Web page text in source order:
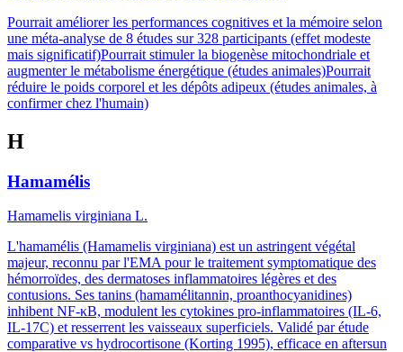
Pourrait améliorer les performances cognitives et la mémoire selon
une méta-analyse de 8 études sur 328 participants (effet modeste
mais significatif)Pourrait stimuler la biogenèse mitochondriale et
augmenter le métabolisme énergétique (études animales)Pourrait
réduire le poids corporel et les dépôts adipeux (études animales, à
confirmer chez l'humain)
H
Hamamélis
Hamamelis virginiana L.
L'hamamélis (Hamamelis virginiana) est un astringent végétal
majeur, reconnu par l'EMA pour le traitement symptomatique des
hémorroïdes, des dermatoses inflammatoires légères et des
contusions. Ses tanins (hamamélitannin, proanthocyanidines)
inhibent NF-κB, modulent les cytokines pro-inflammatoires (IL-6,
IL-17C) et resserrent les vaisseaux superficiels. Validé par étude
comparative vs hydrocortisone (Korting 1995), efficace en aftersun